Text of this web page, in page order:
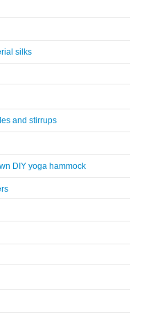
silks
and stirrups
DIY yoga hammock